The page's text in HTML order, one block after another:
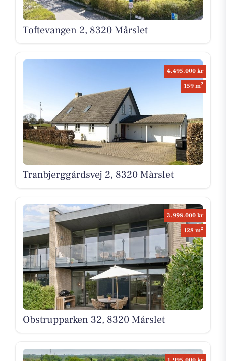
Toftevangen 2, 8320 Mårslet
4.495.000 kr
159 m2
Tranbjerggårdsvej 2, 8320 Mårslet
3.998.000 kr
128 m2
Obstrupparken 32, 8320 Mårslet